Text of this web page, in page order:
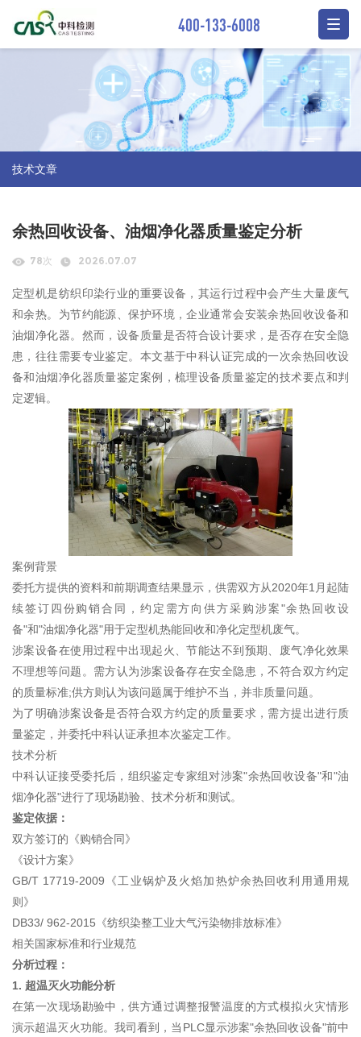
400-133-6008
技术文章
余热回收设备、油烟净化器质量鉴定分析
78次 2026.07.07
定型机是纺织印染行业的重要设备，其运行过程中会产生大量废气
和余热。为节约能源、保护环境，企业通常会安装余热回收设备和
油烟净化器。然而，设备质量是否符合设计要求，是否存在安全隐
患，往往需要专业鉴定。本文基于中科认证完成的一次余热回收设
备和油烟净化器质量鉴定案例，梳理设备质量鉴定的技术要点和判
定逻辑。
案例背景
委托方提供的资料和前期调查结果显示，供需双方从2020年1月起陆
续签订四份购销合同，约定需方向供方采购涉案"余热回收设
备"和"油烟净化器"用于定型机热能回收和净化定型机废气。
涉案设备在使用过程中出现起火、节能达不到预期、废气净化效果
不理想等问题。需方认为涉案设备存在安全隐患，不符合双方约定
的质量标准;供方则认为该问题属于维护不当，并非质量问题。
为了明确涉案设备是否符合双方约定的质量要求，需方提出进行质
量鉴定，并委托中科认证承担本次鉴定工作。
技术分析
中科认证接受委托后，组织鉴定专家组对涉案"余热回收设备"和"油
烟净化器"进行了现场勘验、技术分析和测试。
鉴定依据：
双方签订的《购销合同》
《设计方案》
GB/T 17719-2009《工业锅炉及火焰加热炉余热回收利用通用规
则》
DB33/ 962-2015《纺织染整工业大气污染物排放标准》
相关国家标准和行业规范
分析过程：
1. 超温灭火功能分析
在第一次现场勘验中，供方通过调整报警温度的方式模拟火灾情形
演示超温灭火功能。我司看到，当PLC显示涉案"余热回收设备"前中